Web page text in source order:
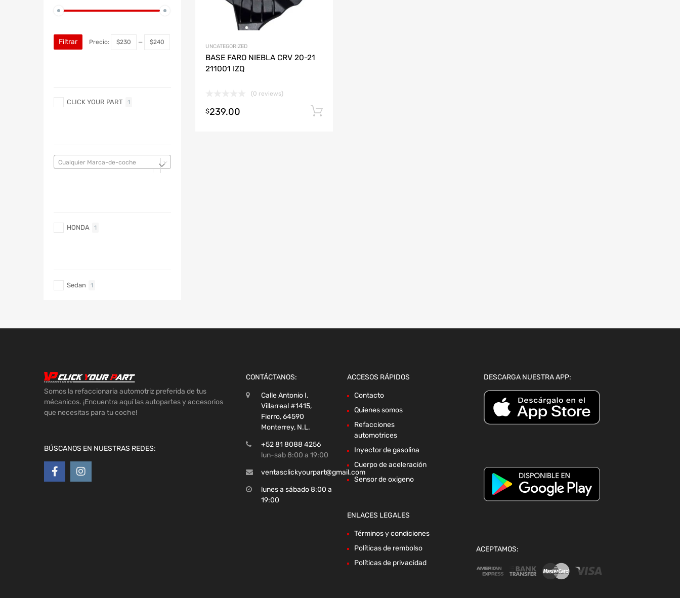
UNCATEGORIZED
BASE FARO NIEBLA CRV 20-21
211001 IZQ
(0 reviews)
$239.00
Filtrar Precio: $230 — $240
CLICK YOUR PART 1
Cualquier Marca-de-coche
HONDA 1
Sedan 1
Somos la refaccionaria automotriz preferida de tus
mécanicos. ¡Encuentra aquí las autopartes y accesorios
que necesitas para tu coche!
BÚSCANOS EN NUESTRAS REDES:
CONTÁCTANOS:
Calle Antonio I.
Villarreal #1415,
Fierro, 64590
Monterrey, N.L.
+52 81 8088 4256
lun-sab 8:00 a 19:00
ventasclickyourpart@gmail.com
lunes a sábado 8:00 a
19:00
ACCESOS RÁPIDOS
Contacto
Quienes somos
Refacciones
automotrices
Inyector de gasolina
Cuerpo de aceleración
Sensor de oxigeno
ENLACES LEGALES
Términos y condiciones
Políticas de rembolso
Políticas de privacidad
DESCARGA NUESTRA APP:
ACEPTAMOS: